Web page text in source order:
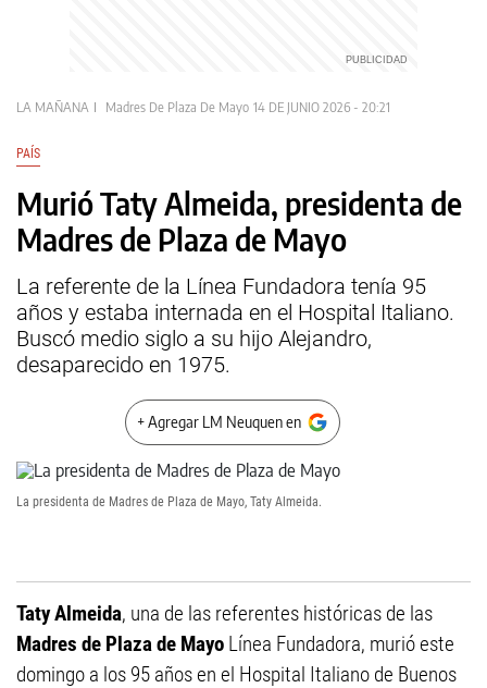
LA MAÑANA Madres De Plaza De Mayo 14 DE JUNIO 2026 - 20:21
PAÍS
Murió Taty Almeida, presidenta de
Madres de Plaza de Mayo
La referente de la Línea Fundadora tenía 95
años y estaba internada en el Hospital Italiano.
Buscó medio siglo a su hijo Alejandro,
desaparecido en 1975.
+ Agregar LM Neuquen en
La presidenta de Madres de Plaza de Mayo, Taty Almeida.
Taty Almeida, una de las referentes históricas de las
Madres de Plaza de Mayo Línea Fundadora, murió este
domingo a los 95 años en el Hospital Italiano de Buenos